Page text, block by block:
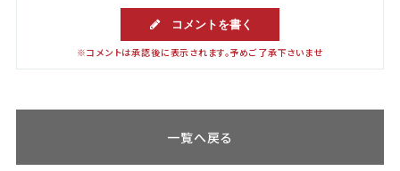
コメントを書く
※コメントは承認後に表示されます。予めご了承下さいませ
一覧へ戻る